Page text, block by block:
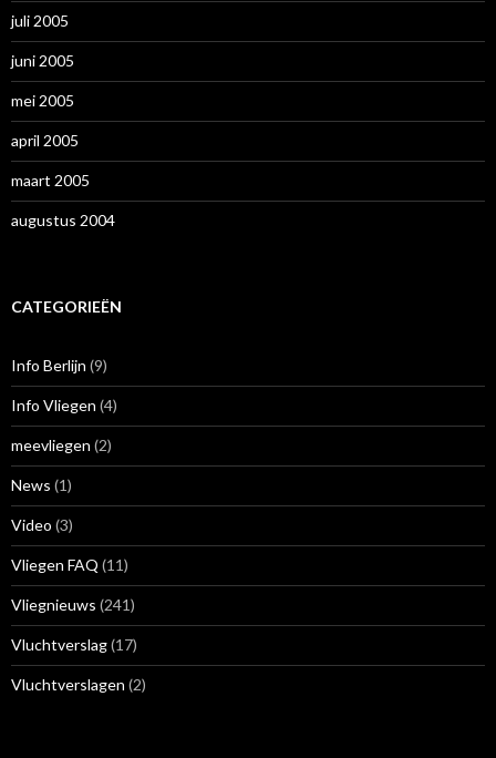
juli 2005
juni 2005
mei 2005
april 2005
maart 2005
augustus 2004
CATEGORIEËN
Info Berlijn (9)
Info Vliegen (4)
meevliegen (2)
News (1)
Video (3)
Vliegen FAQ (11)
Vliegnieuws (241)
Vluchtverslag(17)
Vluchtverslagen (2)